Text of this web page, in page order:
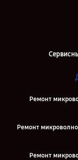
Ремонт
Ремонт
Ремонт